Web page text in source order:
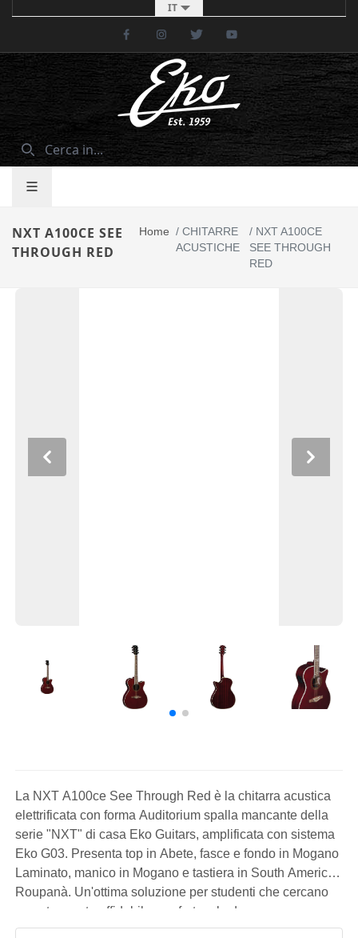
IT
FacebookInstagramTwitter
NXT A100CE SEE
THROUGH RED
Home /CHITARRE
ACUSTICHE
/ NXT A100CE
SEE THROUGH
RED
Previous Next
La NXT A100ce See Through Red è la chitarra acustica
elettrificata con forma Auditorium spalla mancante della
serie "NXT" di casa Eko Guitars, amplificata con sistema
Eko G03. Presenta top in Abete, fasce e fondo in Mogano
Laminato, manico in Mogano e tastiera in South American
Roupanà. Un'ottima soluzione per studenti che cercano
uno strumento affidabile, confortevole da suonare, con un
suono equilibrato, utilizzabile anche sul palco e con un